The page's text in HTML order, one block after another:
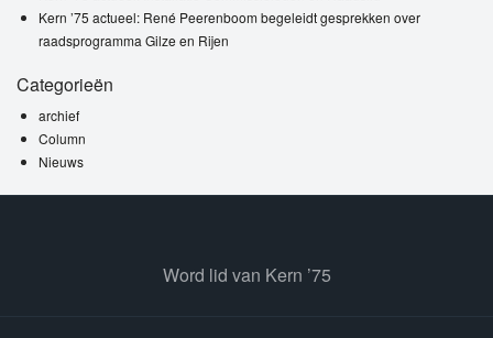
Kern ’75 actueel: René Peerenboom begeleidt gesprekken over
raadsprogramma Gilze en Rijen
Categorieën
archief
Column
Nieuws
Word lid van Kern ’75